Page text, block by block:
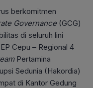
berkomitmen
Governance(GCG)
di seluruh lini
Cepu – Regional 4
Pertamina
Sedunia (Hakordia)
di Kantor Gedung